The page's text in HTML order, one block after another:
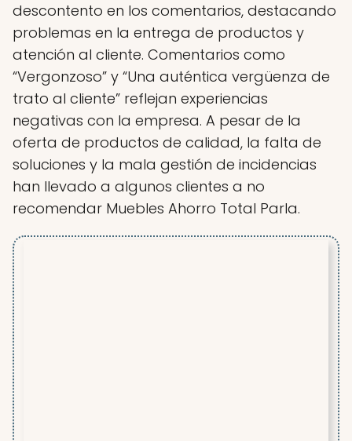
descontento en los comentarios, destacando
problemas en la entrega de productos y
atención al cliente. Comentarios como
“Vergonzoso” y “Una auténtica vergüenza de
trato al cliente” reflejan experiencias
negativas con la empresa. A pesar de la
oferta de productos de calidad, la falta de
soluciones y la mala gestión de incidencias
han llevado a algunos clientes a no
recomendar Muebles Ahorro Total Parla.